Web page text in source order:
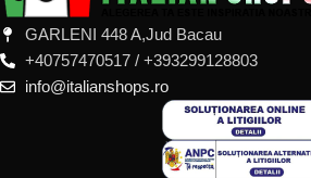
GARLENI 448 A,Jud Bacau
+40757470517 / +393299128803
info@italianshops.ro